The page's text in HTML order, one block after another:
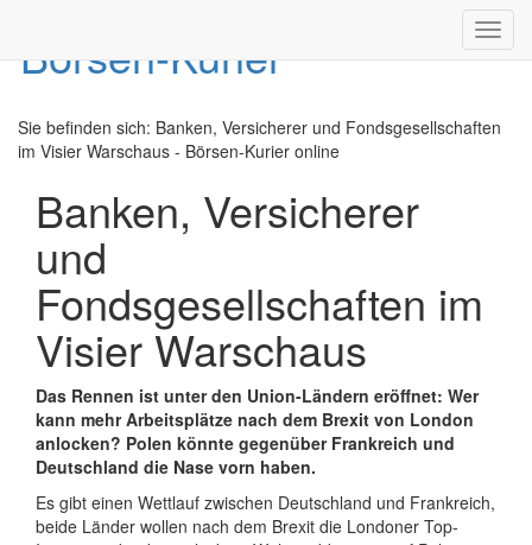
Sie befinden sich: Banken, Versicherer und Fondsgesellschaften
im Visier Warschaus - Börsen-Kurier online
Banken, Versicherer
und
Fondsgesellschaften im
Visier Warschaus
Das Rennen ist unter den Union-Ländern eröffnet: Wer
kann mehr Arbeitsplätze nach dem Brexit von London
anlocken? Polen könnte gegenüber Frankreich und
Deutschland die Nase vorn haben.
Es gibt einen Wettlauf zwischen Deutschland und Frankreich,
beide Länder wollen nach dem Brexit die Londoner Top-